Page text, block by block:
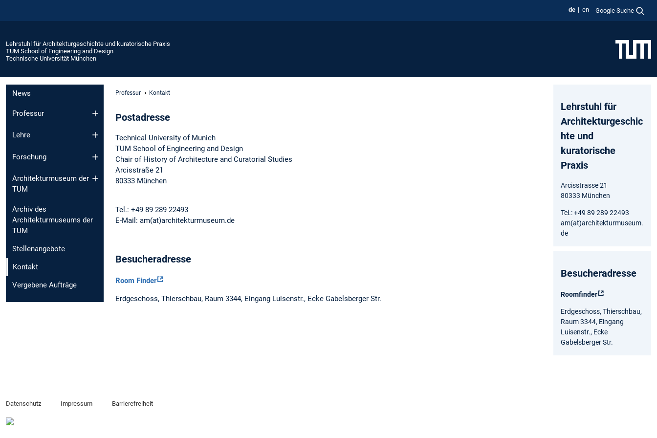
de en Google Suche
Lehrstuhl für Architekturgeschichte und kuratorische Praxis
TUM School of Engineering and Design
Technische Universität München
News
Professur
Lehre
Forschung
Architekturmuseum der
TUM
Archiv des
Architekturmuseums der
TUM
Stellenangebote
Kontakt
Vergebene Aufträge
Professur Kontakt
Postadresse
Technical University of Munich
TUM School of Engineering and Design
Chair of History of Architecture and Curatorial Studies
Arcisstraße 21
80333 München
Tel.: +49 89 289 22493
E-Mail: am(at)architekturmuseum.de
Besucheradresse
Room Finder
Erdgeschoss, Thierschbau, Raum 3344, Eingang Luisenstr., Ecke Gabelsberger Str.
Lehrstuhl für
Architekturgeschic
hte und
kuratorische
Praxis
Arcisstrasse 21
80333 München
Tel.: +49 89 289 22493
am(at)architekturmuseum.
de
Besucheradresse
Roomfinder
Erdgeschoss, Thierschbau,
Raum 3344, Eingang
Luisenstr., Ecke
Gabelsberger Str.
Datenschutz Impressum Barrierefreiheit